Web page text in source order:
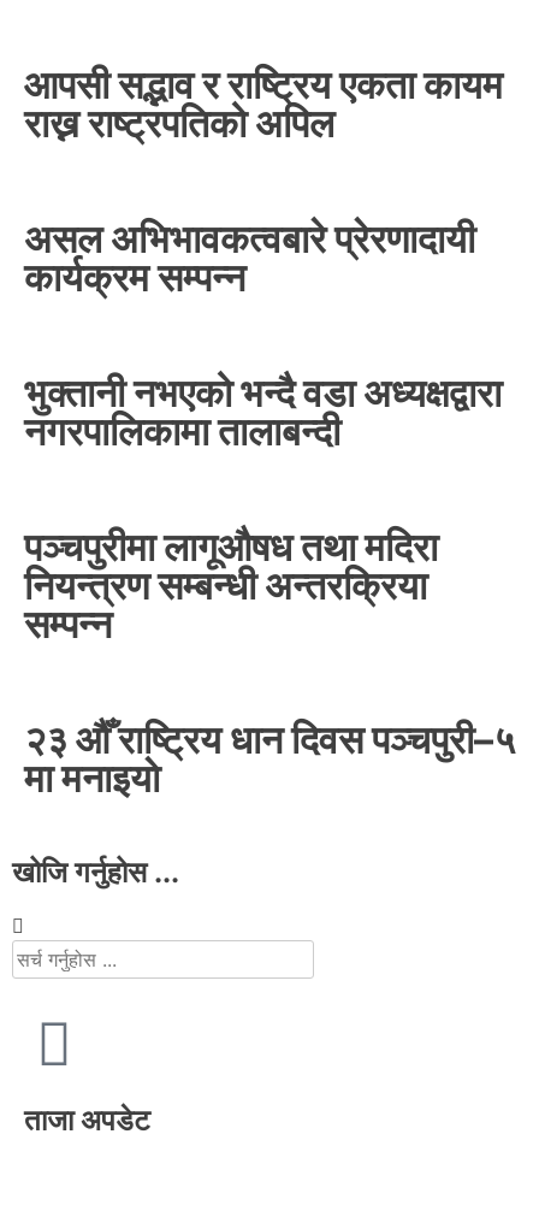
आपसी सद्भाव र राष्ट्रिय एकता कायम
राख्न राष्ट्रपतिको अपिल
असल अभिभावकत्वबारे प्रेरणादायी
कार्यक्रम सम्पन्न
भुक्तानी नभएको भन्दै वडा अध्यक्षद्वारा
नगरपालिकामा तालाबन्दी
पञ्चपुरीमा लागूऔषध तथा मदिरा
नियन्त्रण सम्बन्धी अन्तरक्रिया
सम्पन्न
२३ औँ राष्ट्रिय धान दिवस पञ्चपुरी–५
मा मनाइयाे
खोजि गर्नुहोस ...
ताजा अपडेट